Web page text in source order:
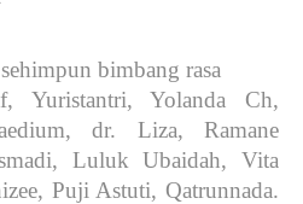
bimbang rasa
Yuristantri, Yolanda Ch,
dr. Liza, Ramane
Luluk Ubaidah, Vita
Puji Astuti, Qatrunnada.